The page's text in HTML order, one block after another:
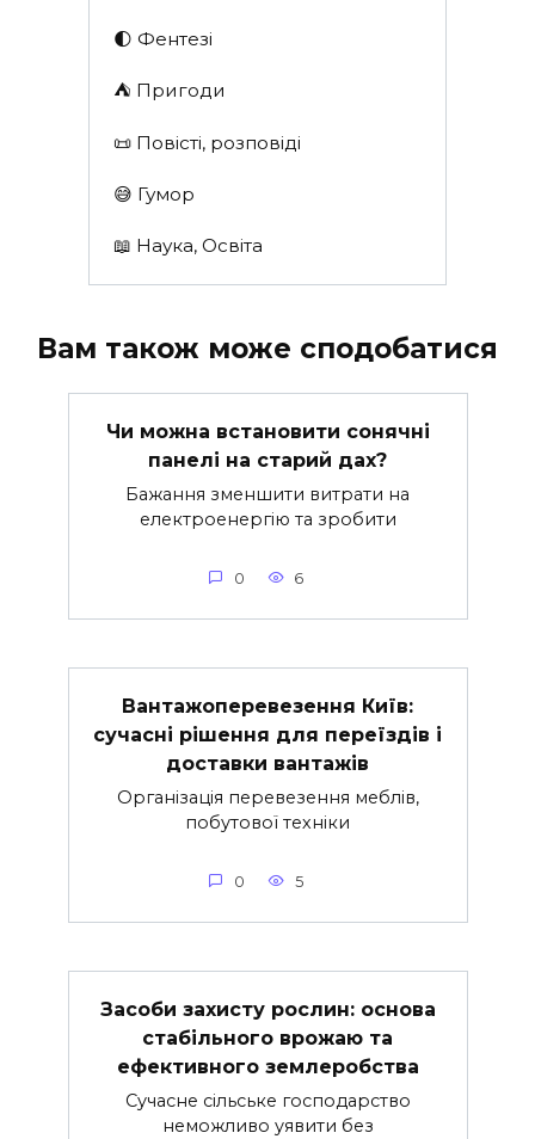
🌓 Фентезі
⛺️ Пригоди
📜 Повісті, розповіді
😅 Гумор
📖 Наука, Освіта
Вам також може сподобатися
Чи можна встановити сонячні
панелі на старий дах?
Бажання зменшити витрати на
електроенергію та зробити
0 6
Вантажоперевезення Київ:
сучасні рішення для переїздів і
доставки вантажів
Організація перевезення меблів,
побутової техніки
0 5
Засоби захисту рослин: основа
стабільного врожаю та
ефективного землеробства
Сучасне сільське господарство
неможливо уявити без